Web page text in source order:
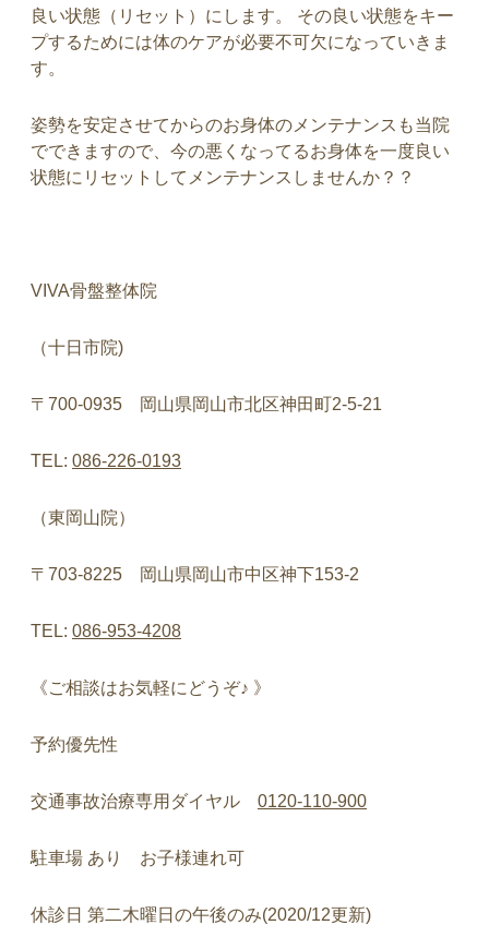
良い状態（リセット）にします。 その良い状態をキー
プするためには体のケアが必要不可欠になっていきま
す。
姿勢を安定させてからのお身体のメンテナンスも当院
でできますので、今の悪くなってるお身体を一度良い
状態にリセットしてメンテナンスしませんか？？
VIVA骨盤整体院
（十日市院)
〒 700-0935 岡山県岡山市北区神田町2-5-21
TEL: 086-226-0193
（東岡山院）
〒 703-8225 岡山県岡山市中区神下153-2
TEL: 086-953-4208
《ご相談はお気軽にどうぞ♪ 》
予約優先性
交通事故治療専用ダイヤル 0120-110-900
駐車場 あり お子様連れ可
休診日 第二木曜日の午後のみ(2020/12更新)